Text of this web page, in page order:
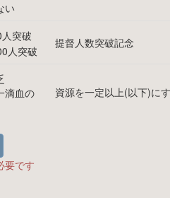
い
突破
人突破
提督人数突破記念
滴血の
資源を一定以上(以下)に
要です